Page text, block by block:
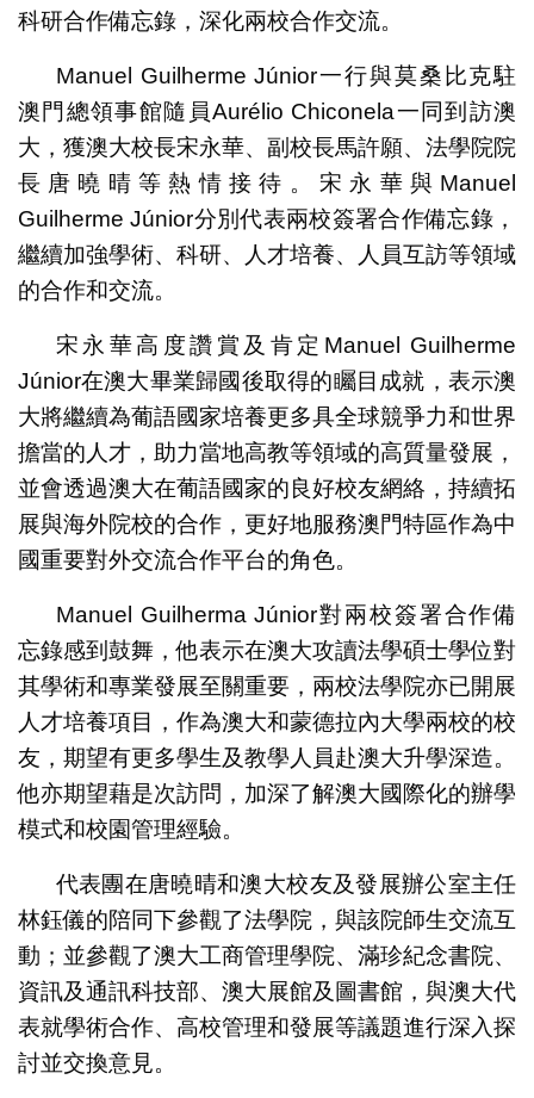
科研合作備忘錄，深化兩校合作交流。
Manuel Guilherme Júnior一行與莫桑比克駐
澳門總領事館隨員Aurélio Chiconela一同到訪澳
大，獲澳大校長宋永華、副校長馬許願、法學院院
長唐曉晴等熱情接待。宋永華與Manuel
Guilherme Júnior分別代表兩校簽署合作備忘錄，
繼續加強學術、科研、人才培養、人員互訪等領域
的合作和交流。
宋永華高度讚賞及肯定Manuel Guilherme
Júnior在澳大畢業歸國後取得的矚目成就，表示澳
大將繼續為葡語國家培養更多具全球競爭力和世界
擔當的人才，助力當地高教等領域的高質量發展，
並會透過澳大在葡語國家的良好校友網絡，持續拓
展與海外院校的合作，更好地服務澳門特區作為中
國重要對外交流合作平台的角色。
Manuel Guilherma Júnior對兩校簽署合作備
忘錄感到鼓舞，他表示在澳大攻讀法學碩士學位對
其學術和專業發展至關重要，兩校法學院亦已開展
人才培養項目，作為澳大和蒙德拉內大學兩校的校
友，期望有更多學生及教學人員赴澳大升學深造。
他亦期望藉是次訪問，加深了解澳大國際化的辦學
模式和校園管理經驗。
代表團在唐曉晴和澳大校友及發展辦公室主任
林鈺儀的陪同下參觀了法學院，與該院師生交流互
動；並參觀了澳大工商管理學院、滿珍紀念書院、
資訊及通訊科技部、澳大展館及圖書館，與澳大代
表就學術合作、高校管理和發展等議題進行深入探
討並交換意見。